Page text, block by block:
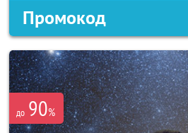
Промокод
до 90%